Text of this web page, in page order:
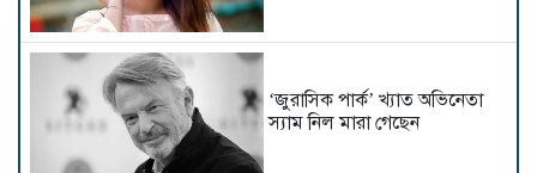
‘জুরাসিক পার্ক’ খ্যাত অভিনেতা
স্যাম নিল মারা গেছেন